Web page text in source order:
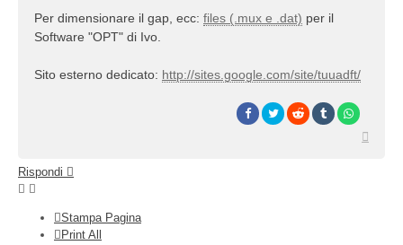
Per dimensionare il gap, ecc: files (.mux e .dat) per il
Software "OPT" di Ivo.
Sito esterno dedicato: http://sites.google.com/site/tuuadft/
Rispondi
Stampa Pagina
Print All